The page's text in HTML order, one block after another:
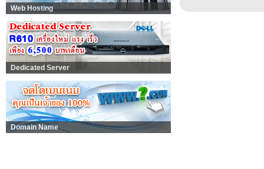
Web Hosting
Dedicated Server
Domain Name